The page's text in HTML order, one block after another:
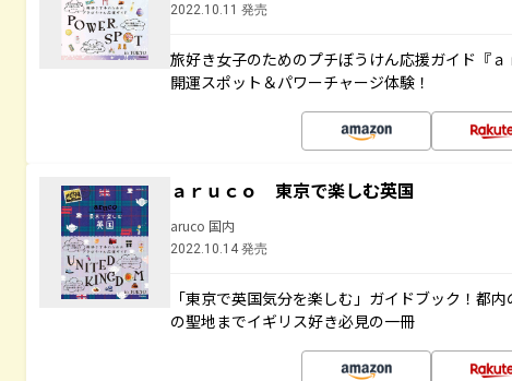
2022.10.11 発売
旅好き女子のためのプチぼうけん応援ガイド『
開運スポット＆パワーチャージ体験！
ａｒｕｃｏ 東京で楽しむ英国
aruco 国内
2022.10.14 発売
「東京で英国気分を楽しむ」ガイドブック！都
の聖地までイギリス好き必見の一冊